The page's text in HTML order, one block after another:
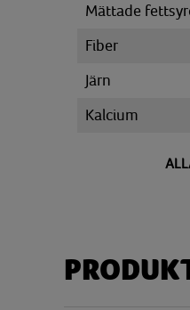
Mättade
Fiber
Järn
Kalcium